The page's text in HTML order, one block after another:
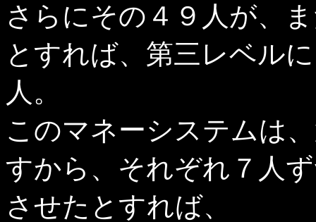
さらにその４９人が、
とすれば、第三レベル
人。
このマネーシステムは
すから、それぞれ７人
させたとすれば、